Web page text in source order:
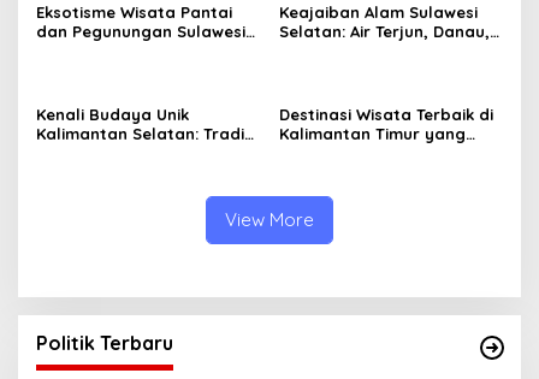
Eksotisme Wisata Pantai
dan Pegunungan Sulawesi
Keajaiban Alam Sulawesi
Selatan: Air Terjun, Danau,
Kenali Budaya Unik
Kalimantan Selatan: Tradisi
Destinasi Wisata Terbaik di
Kalimantan Timur yang
View More
Politik Terbaru